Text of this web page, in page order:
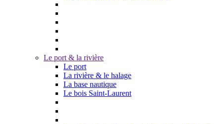
Le port & la rivière
Le port
La rivière & le halage
La base nautique
Le bois Saint-Laurent